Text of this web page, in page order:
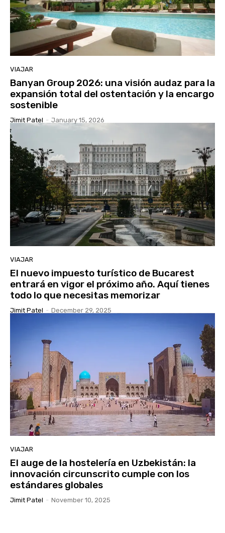
VIAJAR
Banyan Group 2026: una visión audaz para la
expansión total del ostentación y la encargo
sostenible
Jimit Patel - January 15, 2026
VIAJAR
El nuevo impuesto turístico de Bucarest
entrará en vigor el próximo año. Aquí tienes
todo lo que necesitas memorizar
Jimit Patel - December 29, 2025
VIAJAR
El auge de la hostelería en Uzbekistán: la
innovación circunscrito cumple con los
estándares globales
Jimit Patel - November 10, 2025